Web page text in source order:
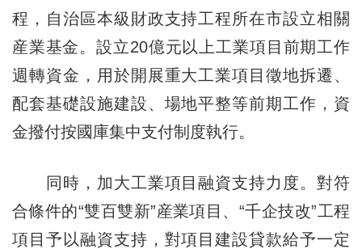
程，自治區本級財政支持工程所在市設立相關
産業基金。設立20億元以上工業項目前期工作
週轉資金，用於開展重大工業項目徵地拆遷、
配套基礎設施建設、場地平整等前期工作，資
金撥付按國庫集中支付制度執行。
同時，加大工業項目融資支持力度。對符
合條件的“雙百雙新”産業項目、“千企技改”工程
項目予以融資支持，對項目建設貸款給予一定